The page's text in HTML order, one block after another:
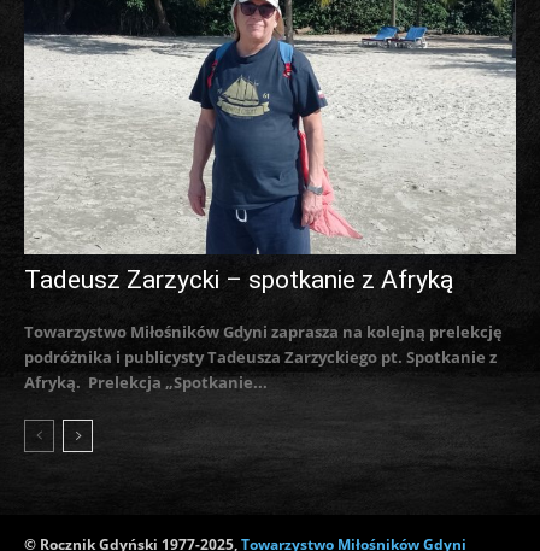
Tadeusz Zarzycki – spotkanie z Afryką
Towarzystwo Miłośników Gdyni zaprasza na kolejną prelekcję
podróżnika i publicysty Tadeusza Zarzyckiego pt. Spotkanie z
Afryką. Prelekcja „Spotkanie...
© Rocznik Gdyński 1977-2025,Towarzystwo Miłośników Gdyni